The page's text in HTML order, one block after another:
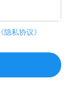
《隐私协议》